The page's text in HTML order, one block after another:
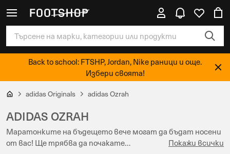
Back to school: FTSHP, Jordan, Nike раници и още.
Избери своята!
adidas Originals adidas Ozrah
ADIDAS OZRAH
Маратонките на бъдещето вече могат да бъдат носени
от вас! Ще трябва да почакате…
Покажи всички